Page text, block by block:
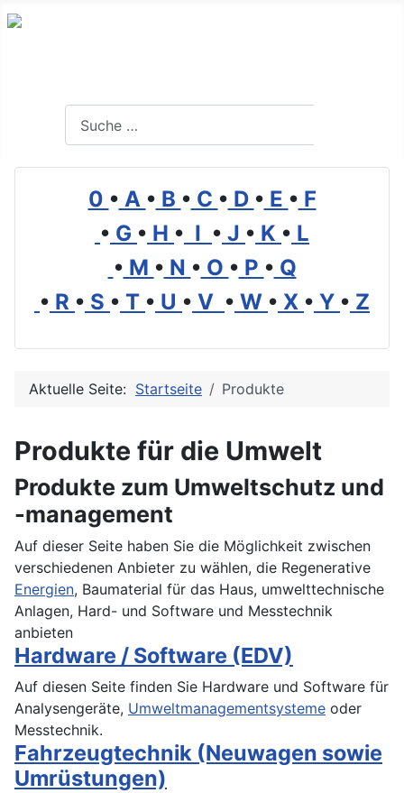
0 • A • B • C • D • E • F
• G • H • I • J • K • L
• M • N • O • P • Q
• R • S • T • U • V • W • X • Y • Z
Aktuelle Seite: Startseite Produkte
Produkte für die Umwelt
Produkte zum Umweltschutz und
-management
Auf dieser Seite haben Sie die Möglichkeit zwischen
verschiedenen Anbieter zu wählen, die Regenerative
Energien, Baumaterial für das Haus, umwelttechnische
Anlagen, Hard- und Software und Messtechnik
anbieten
Hardware / Software (EDV)
Auf diesen Seite finden Sie Hardware und Software für
Analysengeräte, Umweltmanagementsysteme oder
Messtechnik.
Fahrzeugtechnik (Neuwagen sowie
Umrüstungen)